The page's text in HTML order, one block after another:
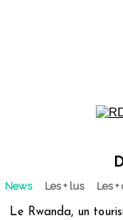
News Les + lus Les
Le Rwanda, un